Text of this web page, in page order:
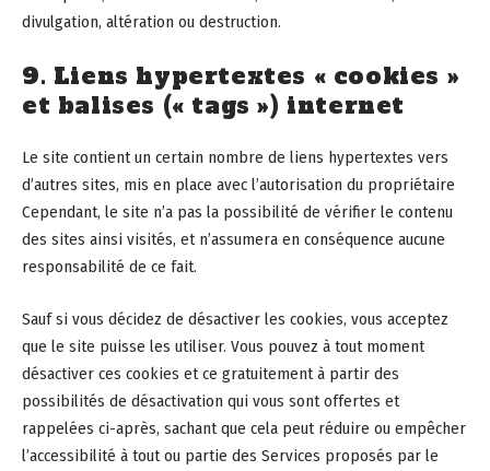
divulgation, altération ou destruction.
9. Liens hypertextes « cookies »
et balises (« tags ») internet
Le site contient un certain nombre de liens hypertextes vers
d’autres sites, mis en place avec l’autorisation du propriétaire
Cependant, le site n’a pas la possibilité de vérifier le contenu
des sites ainsi visités, et n’assumera en conséquence aucune
responsabilité de ce fait.
Sauf si vous décidez de désactiver les cookies, vous acceptez
que le site puisse les utiliser. Vous pouvez à tout moment
désactiver ces cookies et ce gratuitement à partir des
possibilités de désactivation qui vous sont offertes et
rappelées ci-après, sachant que cela peut réduire ou empêcher
l’accessibilité à tout ou partie des Services proposés par le